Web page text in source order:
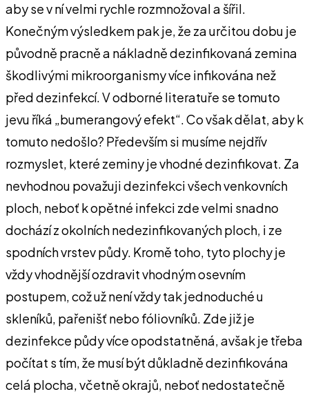
aby se v ní velmi rychle rozmnožoval a šířil.
Konečným výsledkem pak je, že za určitou dobu je
původně pracně a nákladně dezinfikovaná zemina
škodlivými mikroorganismy více infikována než
před dezinfekcí. V odborné literatuře se tomuto
jevu říká „bumerangový efekt“. Co však dělat, aby k
tomuto nedošlo? Především si musíme nejdřív
rozmyslet, které zeminy je vhodné dezinfikovat. Za
nevhodnou považuji dezinfekci všech venkovních
ploch, neboť k opětné infekci zde velmi snadno
dochází z okolních nedezinfikovaných ploch, i ze
spodních vrstev půdy. Kromě toho, tyto plochy je
vždy vhodnější ozdravit vhodným osevním
postupem, což už není vždy tak jednoduché u
skleníků, pařenišť nebo fóliovníků. Zde již je
dezinfekce půdy více opodstatněná, avšak je třeba
počítat s tím, že musí být důkladně dezinfikována
celá plocha, včetně okrajů, neboť nedostatečně